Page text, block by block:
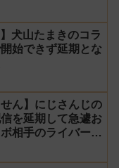
犬山たまきのコラ
始できず延期とな
せん】にじさんじの
を延期して急遽お
相手のライバーに